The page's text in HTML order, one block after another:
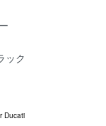
ック
Ducati